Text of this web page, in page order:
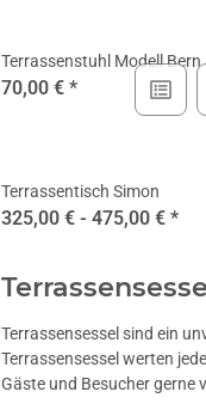
Terrassenstuhl Modell Bern
70,00 € *
Terrassentisch Simon
325,00 € - 475,00 € *
Terrassensessel sind ein
Terrassensessel werten
Gäste und Besucher gerne